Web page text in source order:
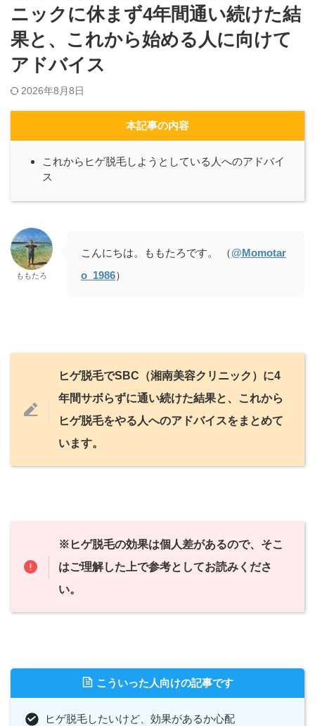
ニックに休まず4年間通い続けた結
果と、これから始める人に向けて
アドバイス
2026年8月8日
本記事の内容
これからヒゲ脱毛しようとしている人へのアドバイ
ス
ももたろ
こんにちは。ももたろです。 （@Momotar
o_1986）
ヒゲ脱毛でSBC（湘南美容クリニック）に4
年間サボらずに通い続けた結果と、これから
ヒゲ脱毛をやる人へのアドバイスをまとめて
います。
※ヒゲ脱毛の効果は個人差があるので、そこ
はご理解した上で参考としてお読みくださ
い。
こういった人向けの記事です
ヒゲ脱毛したいけど、効果があるか心配